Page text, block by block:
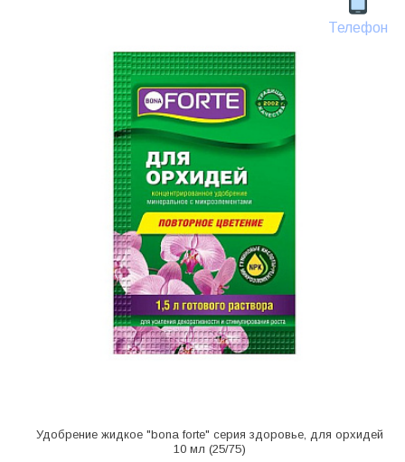
Телефон
Удобрение жидкое "bona forte" серия здоровье, для орхидей
10 мл (25/75)